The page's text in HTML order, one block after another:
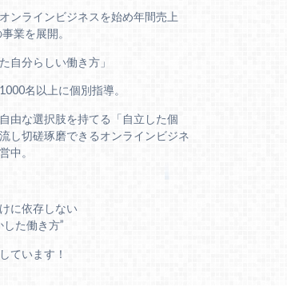
ンラインビジネスを始め年間売上
業を展開。
自分らしい働き方」
名以上に個別指導。
由な選択肢を持てる「自立した個
し切磋琢磨できるオンラインビジネ
中。
に依存しない
た働き方”
ています！